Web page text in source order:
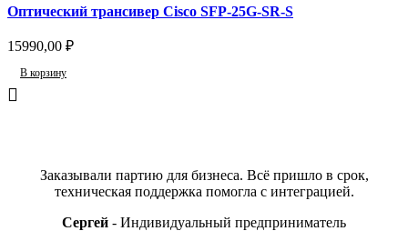
Оптический трансивер Cisco SFP-25G-SR-S
15990,00 ₽
В корзину
Заказывали партию для бизнеса. Всё пришло в срок,
техническая поддержка помогла с интеграцией.
Сергей
Индивидуальный предприниматель